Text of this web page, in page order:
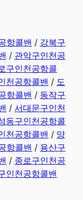
항콜밴 / 강북구
/ 관악구인천공
구인천공항콜
천공항콜밴 / 도
항콜밴 / 동작구
/ 서대문구인천
동구인천공항콜
천공항콜밴 / 양
항콜밴 / 용산구
/ 종로구인천공
인천공항콜밴